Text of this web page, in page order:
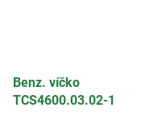
Benz. víčko
TCS4600.03.02-1